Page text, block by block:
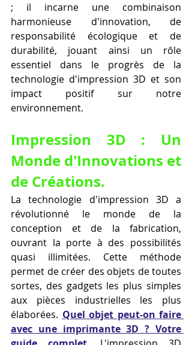
; il incarne une combinaison
harmonieuse d'innovation, de
responsabilité écologique et de
durabilité, jouant ainsi un rôle
essentiel dans le progrès de la
technologie d'impression 3D et son
impact positif sur notre
environnement.
Impression 3D : Un
Monde d'Innovations et
de Créations.
La technologie d'impression 3D a
révolutionné le monde de la
conception et de la fabrication,
ouvrant la porte à des possibilités
quasi illimitées. Cette méthode
permet de créer des objets de toutes
sortes, des gadgets les plus simples
aux pièces industrielles les plus
élaborées. Quel objet peut-on faire
avec une imprimante 3D ? Votre